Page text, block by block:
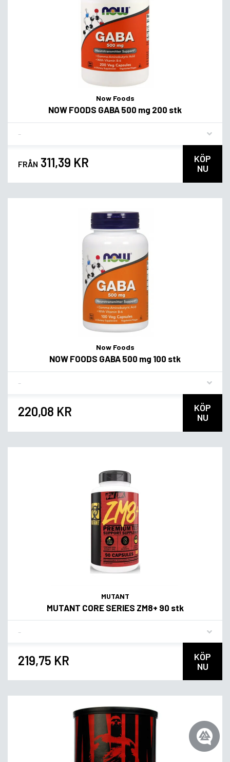
Now Foods
NOW FOODS GABA 500 mg 200 stk
FRÅN 311,39 KR
KÖP
NU
Now Foods
NOW FOODS GABA 500 mg 100 stk
220,08 KR
KÖP
NU
MUTANT
MUTANT CORE SERIES ZM8+ 90 stk
219,75 KR
KÖP
NU